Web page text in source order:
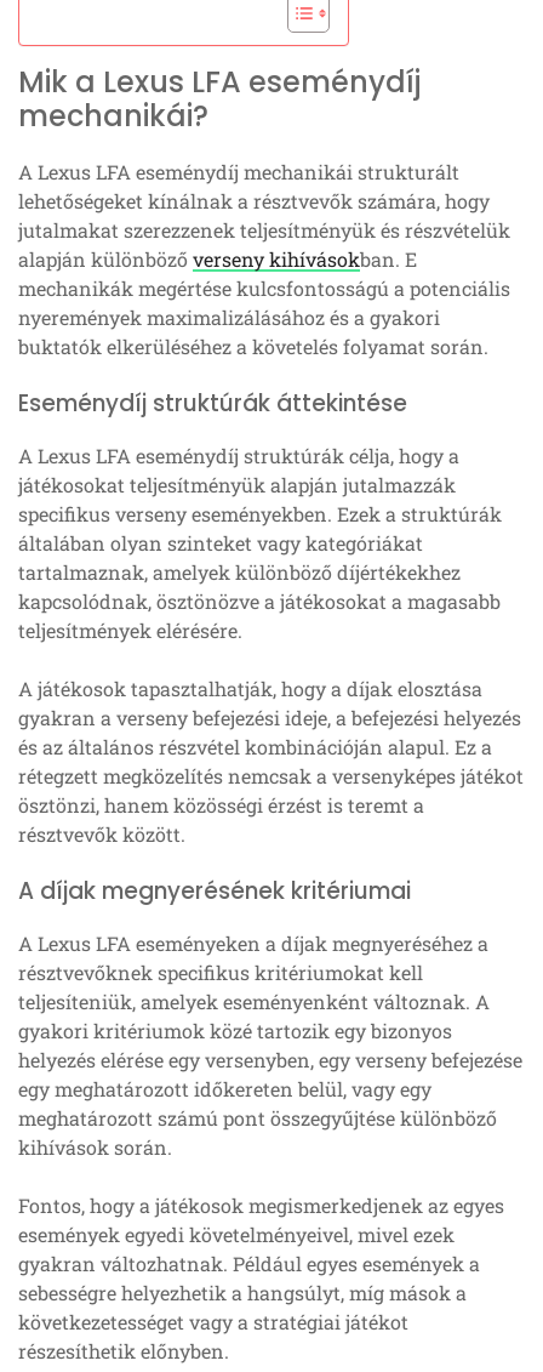
Mik a Lexus LFA eseménydíj
mechanikái?
A Lexus LFA eseménydíj mechanikái strukturált
lehetőségeket kínálnak a résztvevők számára, hogy
jutalmakat szerezzenek teljesítményük és részvételük
alapján különböző verseny kihívásokban. E
mechanikák megértése kulcsfontosságú a potenciális
nyeremények maximalizálásához és a gyakori
buktatók elkerüléséhez a követelés folyamat során.
Eseménydíj struktúrák áttekintése
A Lexus LFA eseménydíj struktúrák célja, hogy a
játékosokat teljesítményük alapján jutalmazzák
specifikus verseny eseményekben. Ezek a struktúrák
általában olyan szinteket vagy kategóriákat
tartalmaznak, amelyek különböző díjértékekhez
kapcsolódnak, ösztönözve a játékosokat a magasabb
teljesítmények elérésére.
A játékosok tapasztalhatják, hogy a díjak elosztása
gyakran a verseny befejezési ideje, a befejezési helyezés
és az általános részvétel kombinációján alapul. Ez a
rétegzett megközelítés nemcsak a versenyképes játékot
ösztönzi, hanem közösségi érzést is teremt a
résztvevők között.
A díjak megnyerésének kritériumai
A Lexus LFA eseményeken a díjak megnyeréséhez a
résztvevőknek specifikus kritériumokat kell
teljesíteniük, amelyek eseményenként változnak. A
gyakori kritériumok közé tartozik egy bizonyos
helyezés elérése egy versenyben, egy verseny befejezése
egy meghatározott időkereten belül, vagy egy
meghatározott számú pont összegyűjtése különböző
kihívások során.
Fontos, hogy a játékosok megismerkedjenek az egyes
események egyedi követelményeivel, mivel ezek
gyakran változhatnak. Például egyes események a
sebességre helyezhetik a hangsúlyt, míg mások a
következetességet vagy a stratégiai játékot
részesíthetik előnyben.